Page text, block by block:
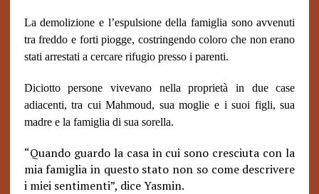
La demolizione e l’espulsione della famiglia sono avvenuti
tra freddo e forti piogge, costringendo coloro che non erano
stati arrestati a cercare rifugio presso i parenti.
Diciotto persone vivevano nella proprietà in due case
adiacenti, tra cui Mahmoud, sua moglie e i suoi figli, sua
madre e la famiglia di sua sorella.
“Quando guardo la casa in cui sono cresciuta con la
mia famiglia in questo stato non so come descrivere
i miei sentimenti”, dice Yasmin.